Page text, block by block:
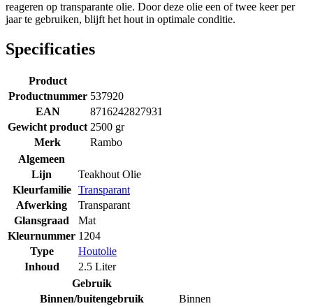
reageren op transparante olie. Door deze olie een of twee keer per
jaar te gebruiken, blijft het hout in optimale conditie.
Specificaties
Product
Productnummer 537920
EAN
8716242827931
Gewicht product 2500 gr
Merk
Rambo
Algemeen
Lijn
Teakhout Olie
Kleurfamilie
Transparant
Afwerking
Transparant
Glansgraad
Mat
Kleurnummer 1204
Type
Houtolie
Inhoud
2.5 Liter
Gebruik
Binnen/buitengebruik
Binnen